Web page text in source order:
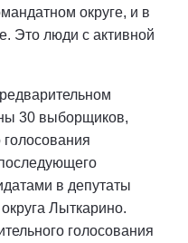
округе, и в
Это люди с активной
30 выборщиков,
голосования
в депутаты
Лыткарино.
голосования